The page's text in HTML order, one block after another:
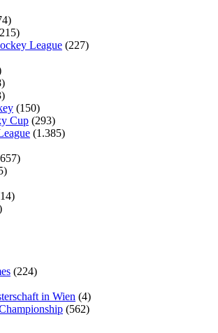
League (227)
(150)
Cup (293)
(1.385)
(224)
in Wien (4)
(562)